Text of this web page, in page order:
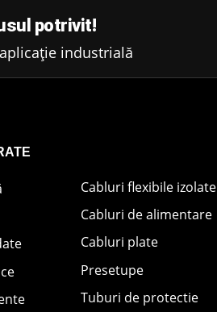
potrivit!
industrială
Cabluri flexibile izolate
Cabluri de alimentare
Cabluri plate
Presetupe
Tuburi de protectie